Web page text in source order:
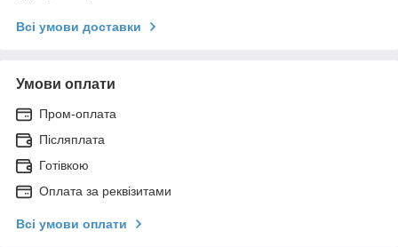
Всі умови доставки
Умови оплати
Пром-оплата
Післяплата
Готівкою
Оплата за реквізитами
Всі умови оплати